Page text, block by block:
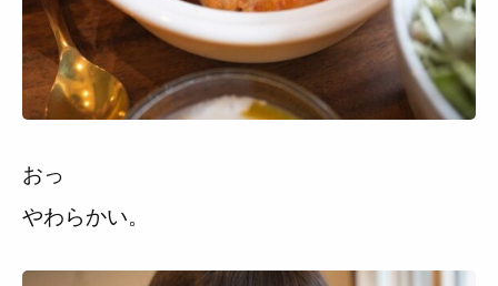
おっ
やわらかい。